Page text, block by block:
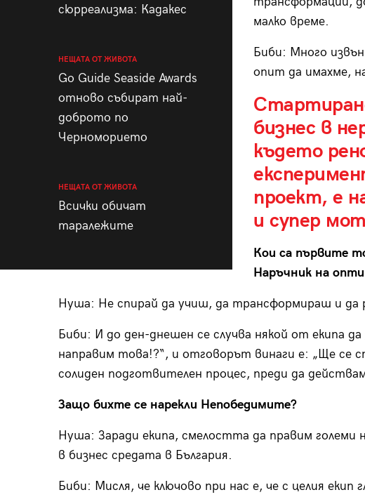
сюрреализма: Кадакес
НЕЩАТА ОТ ЖИВОТА
Go Guide Seaside Awards
отново събират най-
доброто по
Черноморието
НЕЩАТА ОТ ЖИВОТА
Всички обичат
таралежите
малко време.
Биби: Много
опит да имахме,
бизнес в
където
проект, е
и супер
Кои са първите
Наръчник на
Нуша: Не спирай да учиш, да трансформираш и да
Биби: И до ден-днешен се случва някой от екипа
направим това!?“, и отговорът винаги е: „Ще се
солиден подготвителен процес, преди да
Защо бихте се нарекли Непобедимите?
Нуша: Заради екипа, смелостта да правим
в бизнес средата в България.
Биби: Мисля, че ключово при нас е, че с целия екип